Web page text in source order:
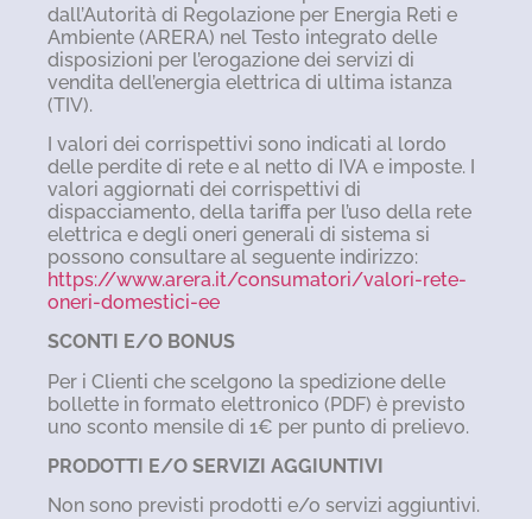
dall’Autorità di Regolazione per Energia Reti e
Ambiente (ARERA) nel Testo integrato delle
disposizioni per l’erogazione dei servizi di
vendita dell’energia elettrica di ultima istanza
(TIV).
I valori dei corrispettivi sono indicati al lordo
delle perdite di rete e al netto di IVA e imposte. I
valori aggiornati dei corrispettivi di
dispacciamento, della tariffa per l’uso della rete
elettrica e degli oneri generali di sistema si
possono consultare al seguente indirizzo:
https://www.arera.it/consumatori/valori-rete-
oneri-domestici-ee
SCONTI E/O BONUS
Per i Clienti che scelgono la spedizione delle
bollette in formato elettronico (PDF) è previsto
uno sconto mensile di 1€ per punto di prelievo.
PRODOTTI E/O SERVIZI AGGIUNTIVI
Non sono previsti prodotti e/o servizi aggiuntivi.